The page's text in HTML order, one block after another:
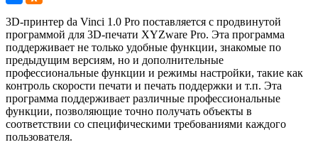
3D-принтер da Vinci 1.0 Pro поставляется с продвинутой
программой для 3D-печати XYZware Pro. Эта программа
поддерживает не только удобные функции, знакомые по
предыдущим версиям, но и дополнительные
профессиональные функции и режимы настройки, такие как
контроль скорости печати и печать поддержки и т.п. Эта
программа поддерживает различные профессиональные
функции, позволяющие точно получать объекты в
соответствии со специфическими требованиями каждого
пользователя.